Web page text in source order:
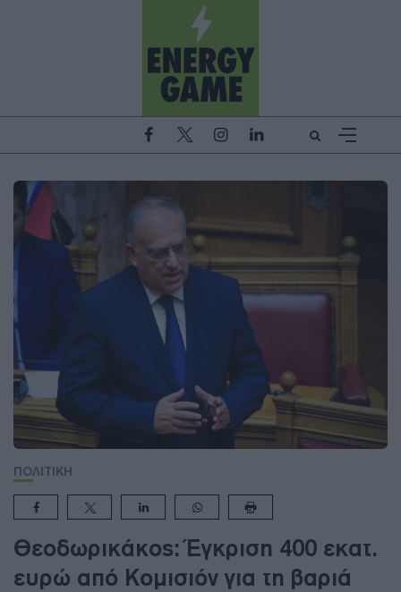
ΠΟΛΙΤΙΚΗ
Θεοδωρικάκος: Έγκριση 400 εκατ.
ευρώ από Κομισιόν για τη βαριά